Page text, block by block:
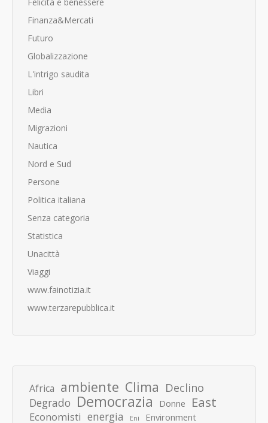
Finanza&Mercati
Futuro
Globalizzazione
L'intrigo saudita
Libri
Media
Migrazioni
Nautica
Nord e Sud
Persone
Politica italiana
Senza categoria
Statistica
Unacittà
Viaggi
www.fainotizia.it
www.terzarepubblica.it
Africa ambiente Clima Declino
Degrado Democrazia Donne East
Economisti energia Eni Environment